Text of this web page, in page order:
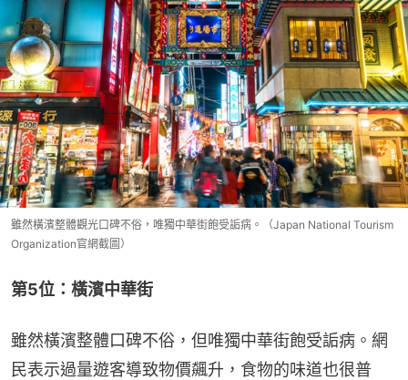
雖然橫濱整體觀光口碑不俗，唯獨中華街飽受詬病。（Japan National Tourism
Organization官網截圖）
第5位：橫濱中華街
雖然橫濱整體口碑不俗，但唯獨中華街飽受詬病。網
民表示過量遊客導致物價飆升，食物的味道也很普